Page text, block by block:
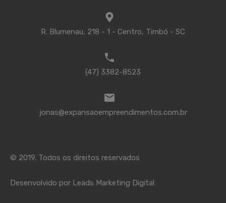
R. Blumenau, 218 - 1 - Centro, Timbó - SC
(47) 3382-8523
jonas@expansaoempreendimentos.com.br
© 2019. Todos os direitos reservados
Desenvolvido por Leads Marketing Digital